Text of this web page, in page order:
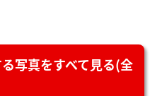
写真をすべて見る(全